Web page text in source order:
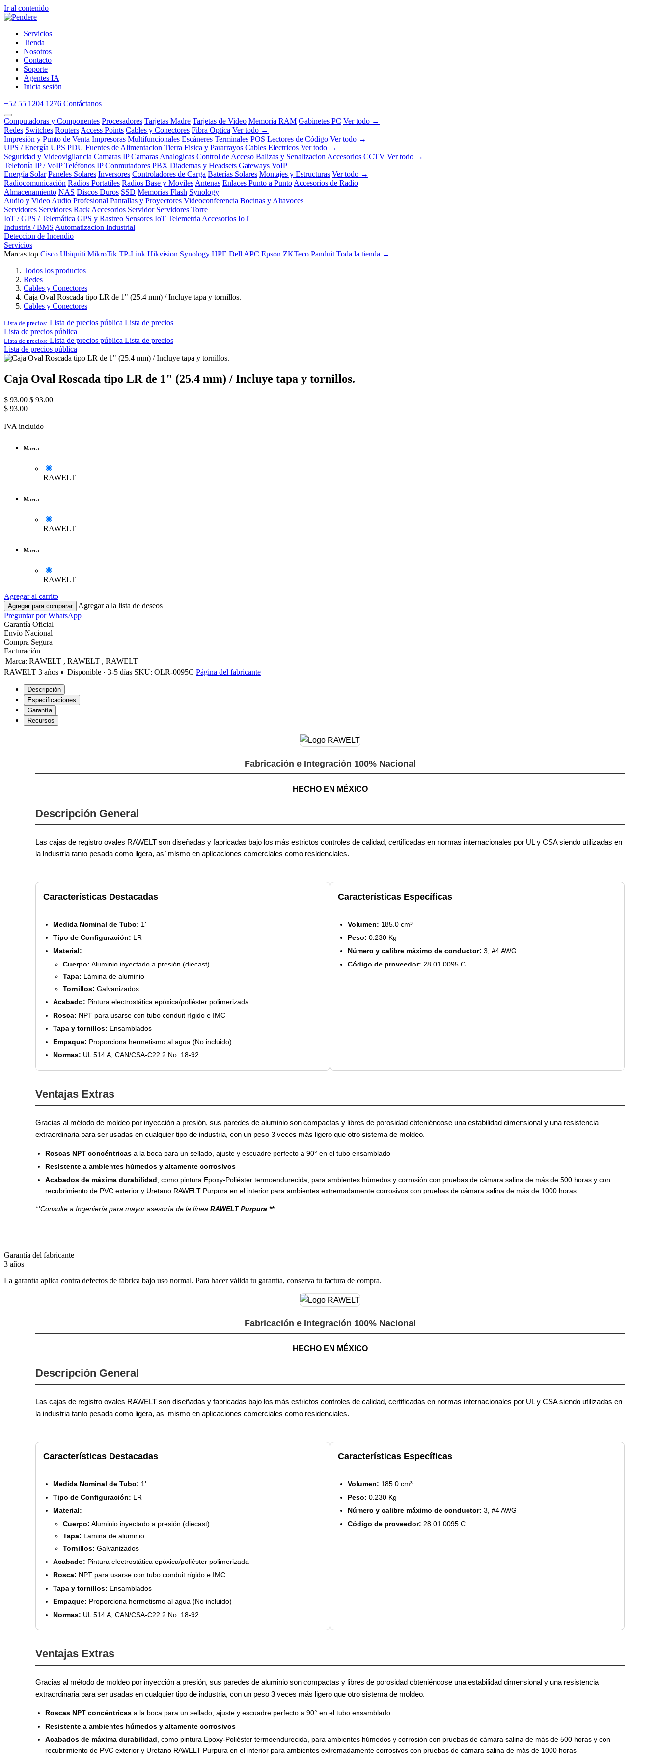
Ir al contenido
Servicios
Tienda
Nosotros
Contacto
Soporte
Agentes IA
Inicia sesión
+52 55 1204 1276 Contáctanos
Computadoras y Componentes Procesadores Tarjetas Madre Tarjetas de Video Memoria RAM Gabinetes PC Ver todo →
Redes Switches Routers Access Points Cables y Conectores Fibra Optica Ver todo →
Impresión y Punto de Venta Impresoras Multifuncionales Escáneres Terminales POS Lectores de Código Ver todo →
UPS / Energía UPS PDU Fuentes de Alimentacion Tierra Fisica y Pararrayos Cables Electricos Ver todo →
Seguridad y Videovigilancia Camaras IP Camaras Analogicas Control de Acceso Balizas y Senalizacion Accesorios CCTV Ver todo →
Telefonía IP / VoIP Teléfonos IP Conmutadores PBX Diademas y Headsets Gateways VoIP
Energía Solar Paneles Solares Inversores Controladores de Carga Baterías Solares Montajes y Estructuras Ver todo →
Radiocomunicación Radios Portatiles Radios Base y Moviles Antenas Enlaces Punto a Punto Accesorios de Radio
Almacenamiento NAS Discos Duros SSD Memorias Flash Synology
Audio y Video Audio Profesional Pantallas y Proyectores Videoconferencia Bocinas y Altavoces
Servidores Servidores Rack Accesorios Servidor Servidores Torre
IoT / GPS / Telemática GPS y Rastreo Sensores IoT Telemetria Accesorios IoT
Industria / BMS Automatizacion Industrial
Deteccion de Incendio
Servicios
Marcas top Cisco Ubiquiti MikroTik TP-Link Hikvision Synology HPE Dell APC Epson ZKTeco Panduit Toda la tienda →
Todos los productos
Redes
Cables y Conectores
Caja Oval Roscada tipo LR de 1" (25.4 mm) / Incluye tapa y tornillos.
Cables y Conectores
Lista de precios: Lista de precios pública Lista de precios
Lista de precios pública
Lista de precios: Lista de precios pública Lista de precios
Lista de precios pública
Caja Oval Roscada tipo LR de 1" (25.4 mm) / Incluye tapa y tornillos.
$ 93.00 $93.00
$ 93.00
IVA incluido
Marca
RAWELT
Marca
RAWELT
Marca
RAWELT
Agregar al carrito
Agregar para comparar
Agregar a la lista de deseos
Preguntar por WhatsApp
Garantía Oficial
Envío Nacional
Compra Segura
Facturación
Marca: RAWELT , RAWELT , RAWELT
RAWELT 3 años ◐ Disponible · 3-5 días SKU: OLR-0095C Página del fabricante
Descripción
Especificaciones
Garantía
Recursos
Fabricación e Integración 100% Nacional
HECHO EN MÉXICO
Descripción General
Las cajas de registro ovales RAWELT son diseñadas y fabricadas bajo los más estrictos controles de calidad, certificadas en normas internacionales por UL y CSA siendo utilizadas en
la industria tanto pesada como ligera, así mismo en aplicaciones comerciales como residenciales.
Características Destacadas
Medida Nominal de Tubo: 1'
Tipo de Configuración: LR
Material:
Cuerpo: Aluminio inyectado a presión (diecast)
Tapa: Lámina de aluminio
Tornillos: Galvanizados
Acabado: Pintura electrostática epóxica/poliéster polimerizada
Rosca: NPT para usarse con tubo conduit rígido e IMC
Tapa y tornillos: Ensamblados
Empaque: Proporciona hermetismo al agua (No incluido)
Normas: UL 514 A, CAN/CSA-C22.2 No. 18-92
Características Específicas
Volumen: 185.0 cm³
Peso: 0.230 Kg
Número y calibre máximo de conductor: 3, #4 AWG
Código de proveedor: 28.01.0095.C
Ventajas Extras
Gracias al método de moldeo por inyección a presión, sus paredes de aluminio son compactas y libres de porosidad obteniéndose una estabilidad dimensional y una resistencia
extraordinaria para ser usadas en cualquier tipo de industria, con un peso 3 veces más ligero que otro sistema de moldeo.
Roscas NPT concéntricas a la boca para un sellado, ajuste y escuadre perfecto a 90° en el tubo ensamblado
Resistente a ambientes húmedos y altamente corrosivos
Acabados de máxima durabilidad , como pintura Epoxy-Poliéster termoendurecida, para ambientes húmedos y corrosión con pruebas de cámara salina de más de 500 horas y con
recubrimiento de PVC exterior y Uretano RAWELT Purpura en el interior para ambientes extremadamente corrosivos con pruebas de cámara salina de más de 1000 horas
**Consulte a Ingeniería para mayor asesoría de la línea RAWELT Purpura **
Garantía del fabricante
3 años
La garantía aplica contra defectos de fábrica bajo uso normal. Para hacer válida tu garantía, conserva tu factura de compra.
Fabricación e Integración 100% Nacional
HECHO EN MÉXICO
Descripción General
Las cajas de registro ovales RAWELT son diseñadas y fabricadas bajo los más estrictos controles de calidad, certificadas en normas internacionales por UL y CSA siendo utilizadas en
la industria tanto pesada como ligera, así mismo en aplicaciones comerciales como residenciales.
Características Destacadas
Medida Nominal de Tubo: 1'
Tipo de Configuración: LR
Material:
Cuerpo: Aluminio inyectado a presión (diecast)
Tapa: Lámina de aluminio
Tornillos: Galvanizados
Acabado: Pintura electrostática epóxica/poliéster polimerizada
Rosca: NPT para usarse con tubo conduit rígido e IMC
Tapa y tornillos: Ensamblados
Empaque: Proporciona hermetismo al agua (No incluido)
Normas: UL 514 A, CAN/CSA-C22.2 No. 18-92
Características Específicas
Volumen: 185.0 cm³
Peso: 0.230 Kg
Número y calibre máximo de conductor: 3, #4 AWG
Código de proveedor: 28.01.0095.C
Ventajas Extras
Gracias al método de moldeo por inyección a presión, sus paredes de aluminio son compactas y libres de porosidad obteniéndose una estabilidad dimensional y una resistencia
extraordinaria para ser usadas en cualquier tipo de industria, con un peso 3 veces más ligero que otro sistema de moldeo.
Roscas NPT concéntricas a la boca para un sellado, ajuste y escuadre perfecto a 90° en el tubo ensamblado
Resistente a ambientes húmedos y altamente corrosivos
Acabados de máxima durabilidad , como pintura Epoxy-Poliéster termoendurecida, para ambientes húmedos y corrosión con pruebas de cámara salina de más de 500 horas y con
recubrimiento de PVC exterior y Uretano RAWELT Purpura en el interior para ambientes extremadamente corrosivos con pruebas de cámara salina de más de 1000 horas